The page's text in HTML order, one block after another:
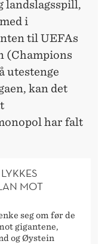
landslagsspill,
i
til UEFAs
(Champions
utestenge
kan det
har falt
MOT
seg om før de
gigantene,
og Øystein